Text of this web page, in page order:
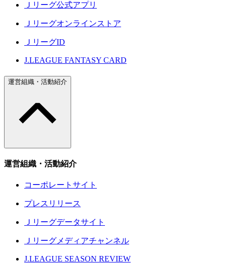
Ｊリーグ公式アプリ
Ｊリーグオンラインストア
ＪリーグID
J.LEAGUE FANTASY CARD
運営組織・活動紹介
運営組織・活動紹介
コーポレートサイト
プレスリリース
Ｊリーグデータサイト
Ｊリーグメディアチャンネル
J.LEAGUE SEASON REVIEW